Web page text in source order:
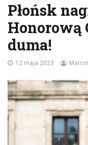
Płońsk
Honorową
duma!
12 maja 2023